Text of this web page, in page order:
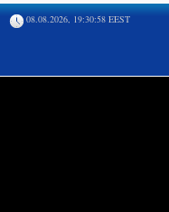
08.08.2026, 19:30:58 EEST